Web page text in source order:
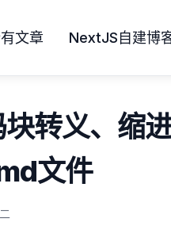
文章 NextJS自建博
转义、缩
文件